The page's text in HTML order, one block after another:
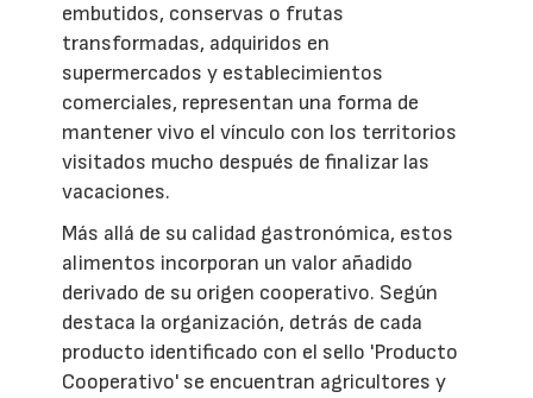
embutidos, conservas o frutas
transformadas, adquiridos en
supermercados y establecimientos
comerciales, representan una forma de
mantener vivo el vínculo con los territorios
visitados mucho después de finalizar las
vacaciones.
Más allá de su calidad gastronómica, estos
alimentos incorporan un valor añadido
derivado de su origen cooperativo. Según
destaca la organización, detrás de cada
producto identificado con el sello 'Producto
Cooperativo' se encuentran agricultores y